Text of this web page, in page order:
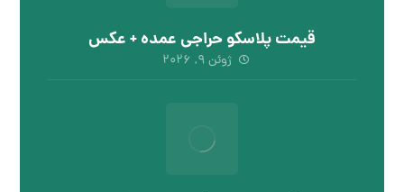
قیمت پلاسکو حراجی عمده + عکس
ژوئن ۹, ۲۰۲۶